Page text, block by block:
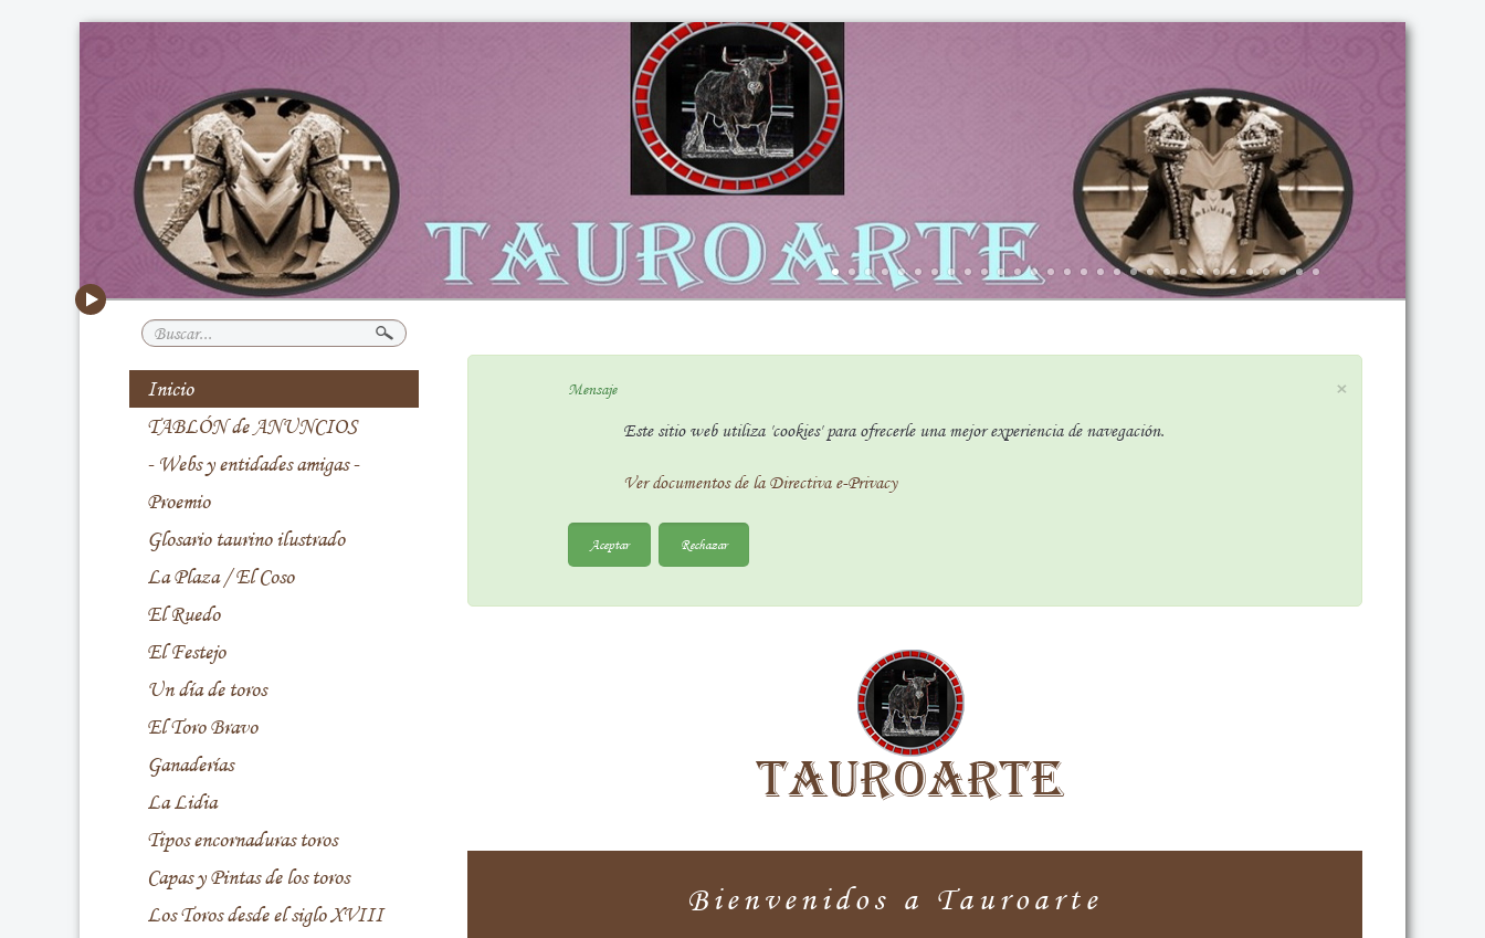
Buscar...
Inicio
TABLÓN de ANUNCIOS
- Webs y entidades amigas -
Proemio
Glosario taurino ilustrado
La Plaza / El Coso
El Ruedo
El Festejo
Un día de toros
El Toro Bravo
Ganaderías
La Lidia
Tipos encornaduras toros
Capas y Pintas de los toros
Los Toros desde el siglo XVIII
×
Mensaje
Este sitio web utiliza 'cookies' para ofrecerle una mejor experiencia de navegación.
Ver documentos de la Directiva e-Privacy
Aceptar Rechazar
Bienvenidos a Tauroarte